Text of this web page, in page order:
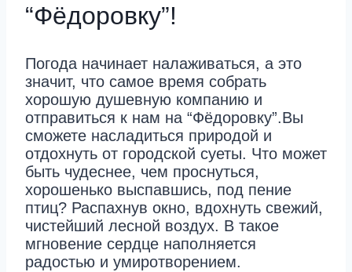
“Фёдоровку”!
Погода начинает налаживаться, а это
значит, что самое время собрать
хорошую душевную компанию и
отправиться к нам на “Фёдоровку”.Вы
сможете насладиться природой и
отдохнуть от городской суеты. Что может
быть чудеснее, чем проснуться,
хорошенько выспавшись, под пение
птиц? Распахнув окно, вдохнуть свежий,
чистейший лесной воздух. В такое
мгновение сердце наполняется
радостью и умиротворением.